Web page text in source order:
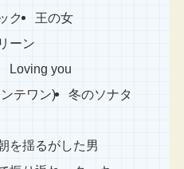
ク 王の女
ーン
Loving you
ンテワン) 冬のソナタ
を揺るがした男